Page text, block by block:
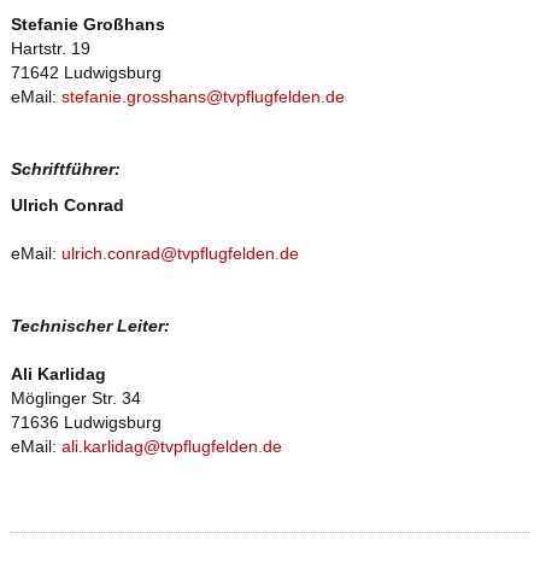
Stefanie Großhans
Hartstr. 19
71642 Ludwigsburg
eMail: stefanie.grosshans@tvpflugfelden.de
Schriftführer:
Ulrich Conrad
eMail: ulrich.conrad@tvpflugfelden.de
Technischer Leiter:
Ali Karlidag
Möglinger Str. 34
71636 Ludwigsburg
eMail: ali.karlidag@tvpflugfelden.de